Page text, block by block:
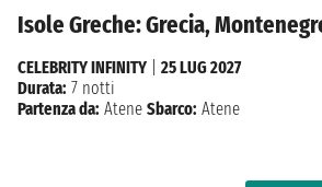
Isole Greche: Grecia,
CELEBRITY INFINITY
25 LUG 2027
Durata: 7 notti
Partenza da: Atene Sbarco: Atene